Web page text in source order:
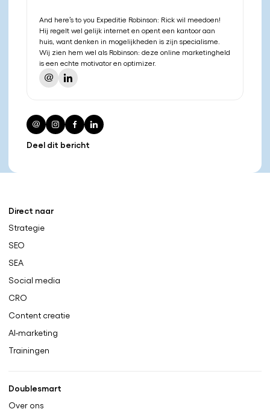
Deel dit bericht
And here’s to you Expeditie Robinson: Rick wil meedoen!
Hij regelt wel gelijk internet en opent een kantoor aan
huis, want denken in mogelijkheden is zijn specialisme.
Wij zien hem wel als Robinson: deze online marketingheld
is een echte motivator en optimizer.
Direct naar
Strategie
SEO
SEA
Social media
CRO
Content creatie
AI-marketing
Trainingen
Doublesmart
Over ons